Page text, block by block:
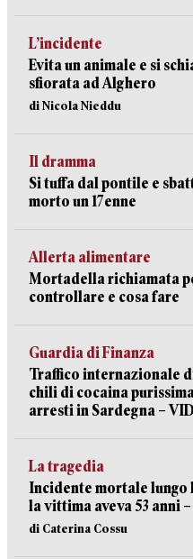
L’incidente
Evita un animale e si
sfiorata ad Alghero
di Nicola Nieddu
Il dramma
Si tuffa dal pontile e
morto un 17enne
Allerta alimentare
Mortadella richiamata
controllare e cosa fare
Guardia di Finanza
Traffico internazionale
chili di cocaina
arresti in Sardegna –
La tragedia
Incidente mortale lungo
la vittima aveva 53 anni
di Caterina Cossu